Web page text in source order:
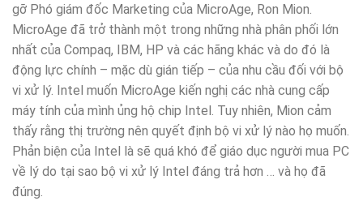
gỡ Phó giám đốc Marketing của MicroAge, Ron Mion.
MicroAge đã trở thành một trong những nhà phân phối lớn
nhất của Compaq, IBM, HP và các hãng khác và do đó là
động lực chính – mặc dù gián tiếp – của nhu cầu đối với bộ
vi xử lý. Intel muốn MicroAge kiến ​​nghị các nhà cung cấp
máy tính của mình ủng hộ chip Intel. Tuy nhiên, Mion cảm
thấy rằng thị trường nên quyết định bộ vi xử lý nào họ muốn.
Phản biện của Intel là sẽ quá khó để giáo dục người mua PC
về lý do tại sao bộ vi xử lý Intel đáng trả hơn … và họ đã
đúng.